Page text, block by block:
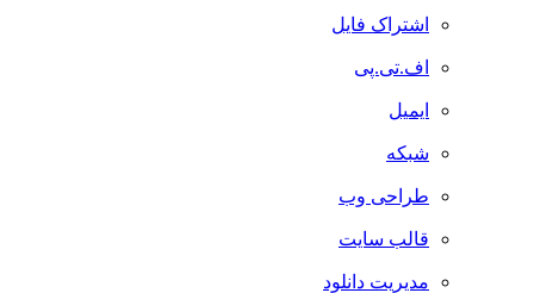
اشتراک فایل
اف.تی.پی
ایمیل
شبکه
طراحی وب
قالب سایت
مدیریت دانلود